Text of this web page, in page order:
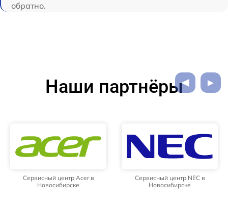
обратно.
Наши партнёры
Сервисный центр Acer в
Новосибирске
Сервисный центр NEC в
Новосибирске